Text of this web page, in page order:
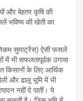
और बेहतर कृषि की
भविष्य की खेती का
सुमाट्रेंस) ऐसी फसलें
में भी सफलतापूर्वक उगाया
किसानों के लिए आर्थिक
और ढालू भूमि में भी
नहीं दे पातीं। ये